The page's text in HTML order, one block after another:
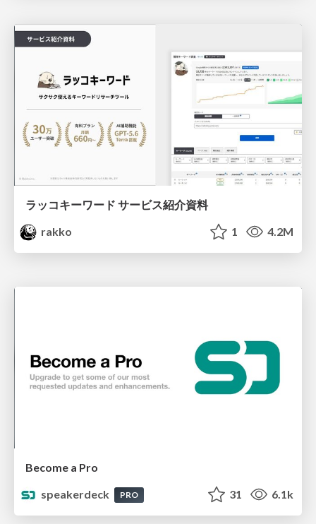
ラッコキーワード サービス紹介資料
rakko
1 4.2M
Become a Pro
speakerdeck
PRO 31 6.1k